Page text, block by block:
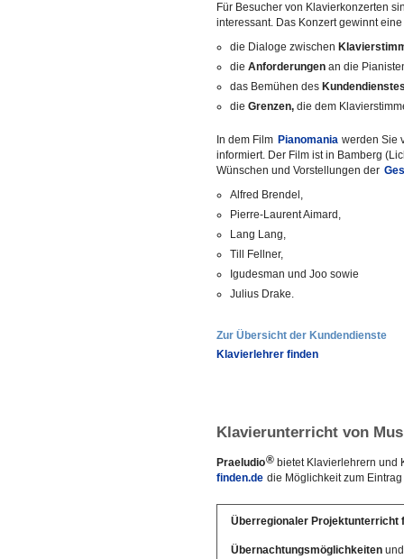
Für Besucher von Klavierkonzerten
interessant. Das Konzert gewinnt
die Dialoge zwischen
die Anforderungen an die
das Bemühen des
die Grenzen, die dem
In dem Film Pianomania werden Sie
informiert. Der Film ist in Bamberg (
Wünschen und Vorstellungen der
Alfred Brendel,
Pierre-Laurent Aimard,
Lang Lang,
Till Fellner,
Igudesman und Joo sowie
Julius Drake.
Zur Übersicht der Kundendienste
Klavierlehrer finden
Klavierunterricht von
Praeludio® bietet Klavierlehrern und
finden.de die Möglichkeit zum Eintrag
Überregionaler Projektunterricht
Übernachtungsmöglichkeiten